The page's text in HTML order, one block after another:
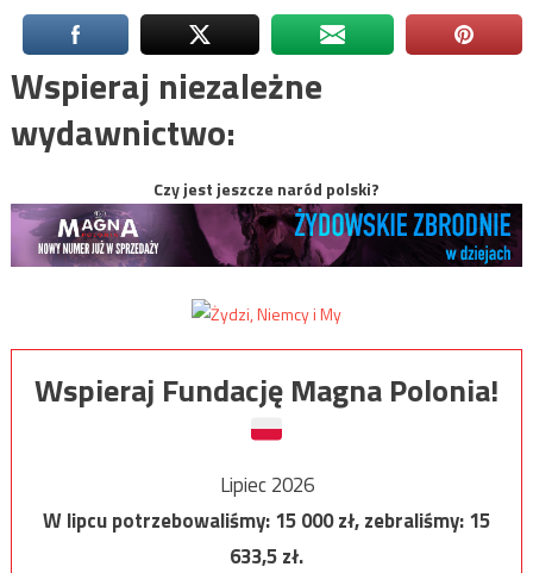
Wspieraj niezależne
wydawnictwo:
Czy jest jeszcze naród polski?
Wspieraj Fundację Magna Polonia!
Lipiec 2026
W lipcu potrzebowaliśmy:15 000zł, zebraliśmy:15
633,5zł.